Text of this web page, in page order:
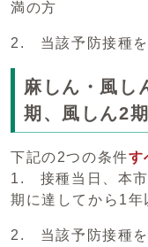
満の方
2. 当該予防接種を
麻しん・風し
期、風しん2
下記の2つの条件す
1. 接種当日、本市
期に達してから1年
2. 当該予防接種を